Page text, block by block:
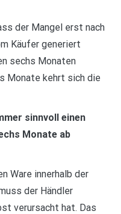
der Mangel erst nach
Käufer generiert
sechs Monaten
Monate kehrt sich die
sinnvoll einen
Monate ab
Ware innerhalb der
der Händler
verursacht hat. Das